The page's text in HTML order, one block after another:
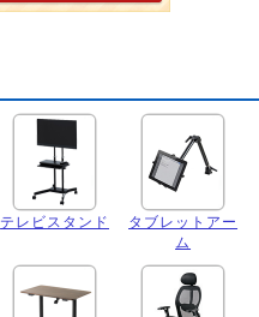
テレビスタンド
タブレットアー
ム